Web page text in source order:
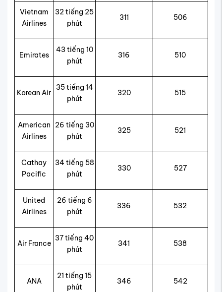
Vietnam
Airlines
32 tiếng 25
phút
311 506
Emirates
43 tiếng 10
phút
316 510
Korean Air
35 tiếng 14
phút
320 515
American
Airlines
26 tiếng 30
phút
325 521
Cathay
Pacific
34 tiếng 58
phút
330 527
United
Airlines
26 tiếng 6
phút
336 532
Air France
37 tiếng 40
phút
341 538
ANA
21 tiếng 15
phút
346 542